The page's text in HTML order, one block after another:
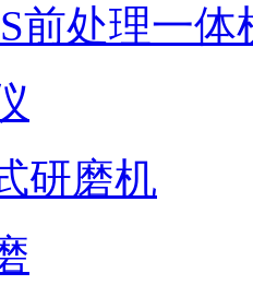
前处理一体
研磨机